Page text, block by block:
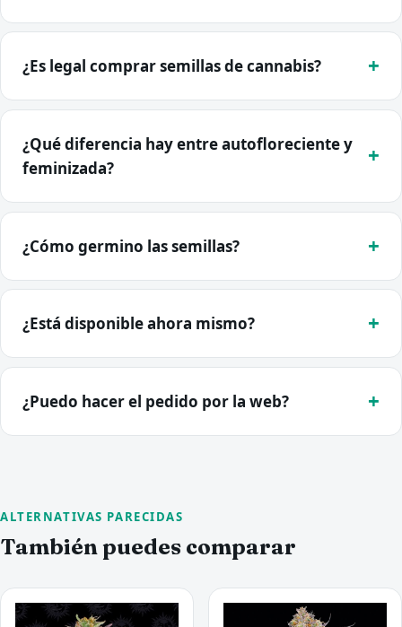
¿Es legal comprar semillas de cannabis?
¿Qué diferencia hay entre autofloreciente y
feminizada?
¿Cómo germino las semillas?
¿Está disponible ahora mismo?
¿Puedo hacer el pedido por la web?
ALTERNATIVAS PARECIDAS
También puedes comparar